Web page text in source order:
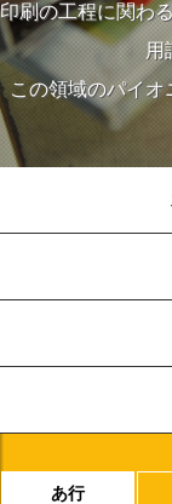
印刷の工程に関わ
用
この領域のパイオ
あ行